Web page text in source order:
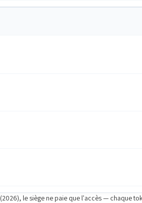
(2026), le siège ne paie que l'accès — chaque